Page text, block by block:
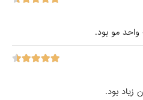
مو بود.
زیاد بود.